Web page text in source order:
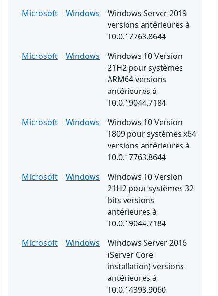
Microsoft
Windows
Windows Server 2019
versions antérieures à
10.0.17763.8644
Microsoft
Windows
Windows 10 Version
21H2 pour systèmes
ARM64 versions
antérieures à
10.0.19044.7184
Microsoft
Windows
Windows 10 Version
1809 pour systèmes x64
versions antérieures à
10.0.17763.8644
Microsoft
Windows
Windows 10 Version
21H2 pour systèmes 32
bits versions
antérieures à
10.0.19044.7184
Microsoft
Windows
Windows Server 2016
(Server Core
installation) versions
antérieures à
10.0.14393.9060